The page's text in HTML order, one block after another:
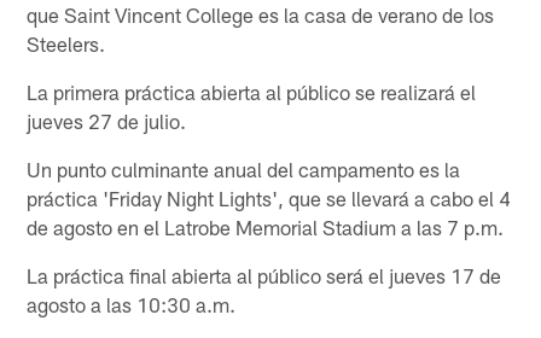
que Saint Vincent College es la casa de verano de los
Steelers.
La primera práctica abierta al público se realizará el
jueves 27 de julio.
Un punto culminante anual del campamento es la
práctica 'Friday Night Lights', que se llevará a cabo el 4
de agosto en el Latrobe Memorial Stadium a las 7 p.m.
La práctica final abierta al público será el jueves 17 de
agosto a las 10:30 a.m.